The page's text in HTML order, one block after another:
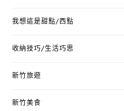
我想這是甜點/西點
收納技巧/生活巧思
新竹旅遊
新竹美食